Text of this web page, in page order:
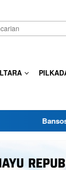
Bansos PKH